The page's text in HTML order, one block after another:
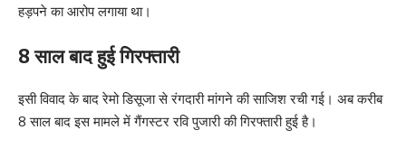
हड़पने का आरोप लगाया था।
8 साल बाद हुई गिरफ्तारी
इसी विवाद के बाद रेमो डिसूजा से रंगदारी मांगने की साजिश रची गई। अब करीब
8 साल बाद इस मामले में गैंगस्टर रवि पुजारी की गिरफ्तारी हुई है।